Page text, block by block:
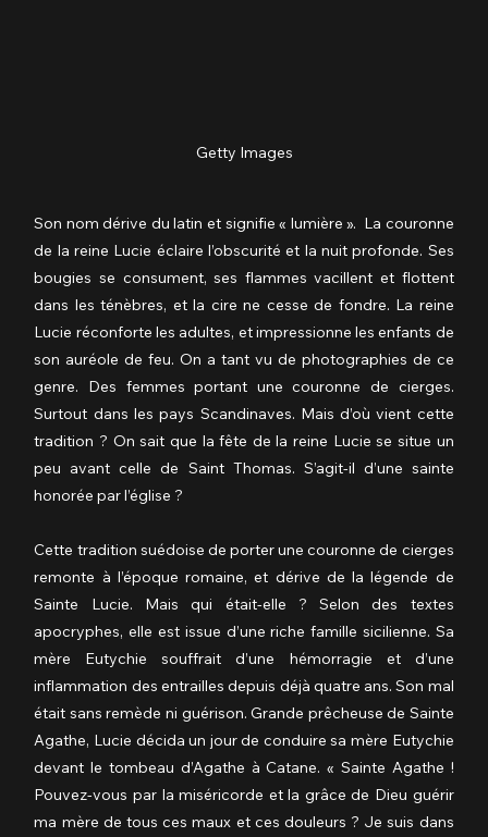
Getty Images
Son nom dérive du latin et signifie « lumière ».  La couronne
de la reine Lucie éclaire l’obscurité et la nuit profonde. Ses
bougies se consument, ses flammes vacillent et flottent
dans les ténèbres, et la cire ne cesse de fondre. La reine
Lucie réconforte les adultes, et impressionne les enfants de
son auréole de feu. On a tant vu de photographies de ce
genre. Des femmes portant une couronne de cierges.
Surtout dans les pays Scandinaves. Mais d’où vient cette
tradition ? On sait que la fête de la reine Lucie se situe un
peu avant celle de Saint Thomas. S’agit-il d’une sainte
honorée par l’église ?
Cette tradition suédoise de porter une couronne de cierges
remonte à l’époque romaine, et dérive de la légende de
Sainte Lucie. Mais qui était-elle ? Selon des textes
apocryphes, elle est issue d’une riche famille sicilienne. Sa
mère Eutychie souffrait d’une hémorragie et d’une
inflammation des entrailles depuis déjà quatre ans. Son mal
était sans remède ni guérison. Grande prêcheuse de Sainte
Agathe, Lucie décida un jour de conduire sa mère Eutychie
devant le tombeau d’Agathe à Catane. « Sainte Agathe !
Pouvez-vous par la miséricorde et la grâce de Dieu guérir
ma mère de tous ces maux et ces douleurs ? Je suis dans